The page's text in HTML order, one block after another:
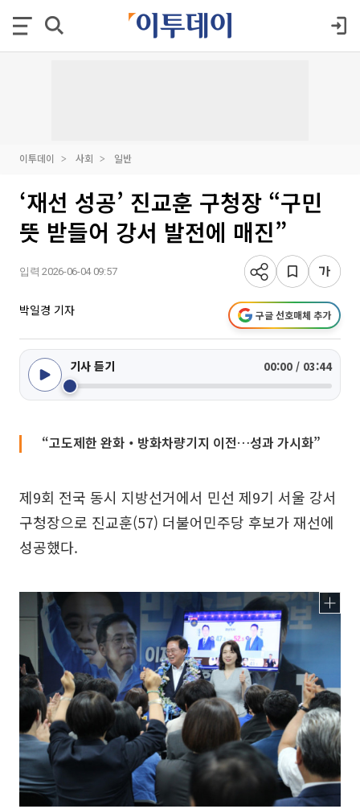
이투데이 사회 일반
‘재선 성공’ 진교훈 구청장 “구민
뜻 받들어 강서 발전에 매진”
입력 2026-06-04 09:57
박일경 기자 구글 선호매체 추가
기사 듣기 00:00 / 03:44
“고도제한 완화‧방화차량기지 이전…성과 가시화”
제9회 전국 동시 지방선거에서 민선 제9기 서울 강서
구청장으로 진교훈(57) 더불어민주당 후보가 재선에
성공했다.